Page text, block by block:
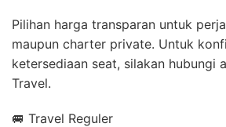
Pilihan harga transparan untuk
maupun charter private. Untuk
ketersediaan seat, silakan hubungi
Travel.
🚐 Travel Reguler